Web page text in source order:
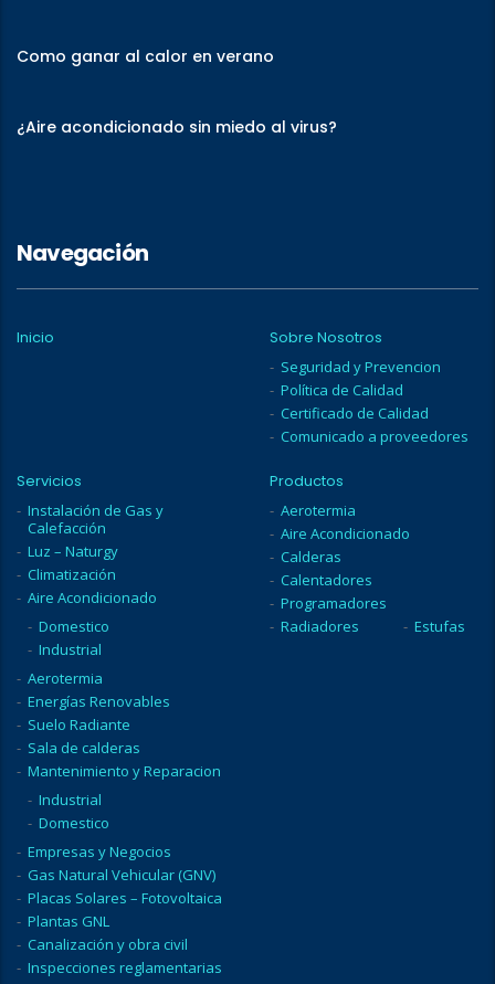
Como ganar al calor en verano
¿Aire acondicionado sin miedo al virus?
Navegación
Inicio Sobre Nosotros
Seguridad y Prevencion
Política de Calidad
Certificado de Calidad
Comunicado a proveedores
Servicios
Instalación de Gas y
Calefacción
Luz – Naturgy
Climatización
Aire Acondicionado
Domestico
Industrial
Aerotermia
Energías Renovables
Suelo Radiante
Sala de calderas
Mantenimiento y Reparacion
Industrial
Domestico
Empresas y Negocios
Gas Natural Vehicular (GNV)
Placas Solares – Fotovoltaica
Plantas GNL
Canalización y obra civil
Inspecciones reglamentarias
Productos
Aerotermia
Aire Acondicionado
Calderas
Calentadores
Programadores
Radiadores
Estufas